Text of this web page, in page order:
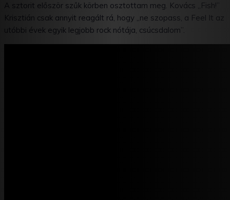
A sztorit először szűk körben osztottam meg. Kovács „Fish!”
Krisztián csak annyit reagált rá, hogy „ne szopass, a Feel It az
utóbbi évek egyik legjobb rock nótája, csúcsdalom”.